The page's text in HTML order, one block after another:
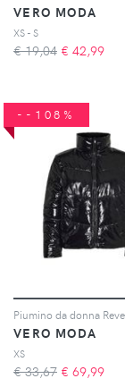
VERO MODA
XS - S
€ 19,04 € 42,99
--108%
Piumino da donna
VERO MODA
XS
€ 33,67 € 69,99